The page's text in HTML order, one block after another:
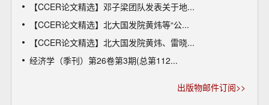
【CCER论文精选】邓子梁团队发表关于地...
【CCER论文精选】北大国发院黄炜等“公...
【CCER论文精选】北大国发院黄炜、雷晓...
经济学（季刊）第26卷第3期(总第112...
出版物邮件订阅>>